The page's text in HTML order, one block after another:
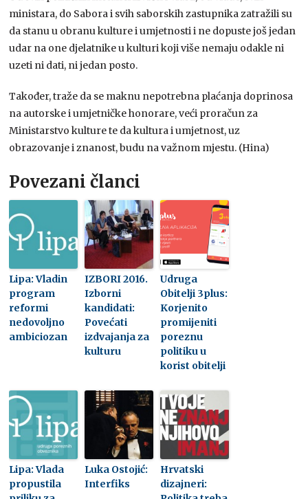
ministara, do Sabora i svih saborskih zastupnika zatražili su
da stanu u obranu kulture i umjetnosti i ne dopuste još jedan
udar na one djelatnike u kulturi koji više nemaju odakle ni
uzeti ni dati, ni jedan posto.
Također, traže da se maknu nepotrebna plaćanja doprinosa
na autorske i umjetničke honorare, veći proračun za
Ministarstvo kulture te da kultura i umjetnost, uz
obrazovanje i znanost, budu na važnom mjestu. (Hina)
Povezani članci
Lipa: Vladin
program
reformi
nedovoljno
ambiciozan
IZBORI 2016.
Izborni
kandidati:
Povećati
izdvajanja za
kulturu
Udruga
Obitelji 3plus:
Korjenito
promijeniti
poreznu
politiku u
korist obitelji
Lipa: Vlada
propustila
Luka Ostojić:
Interfiks
Hrvatski
dizajneri: